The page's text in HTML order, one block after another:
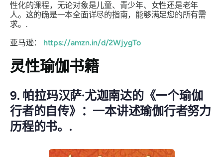
性化的课程，无论对象是儿童、青少年、女性还是老年
人。这的确是一本全面详尽的指南，能够满足您的所有需
求。.
亚马逊： https://amzn.in/d/2WjygTo
灵性瑜伽书籍
9. 帕拉玛汉萨·尤迦南达的《一个瑜伽
行者的自传》：一本讲述瑜伽行者努力
历程的书。.